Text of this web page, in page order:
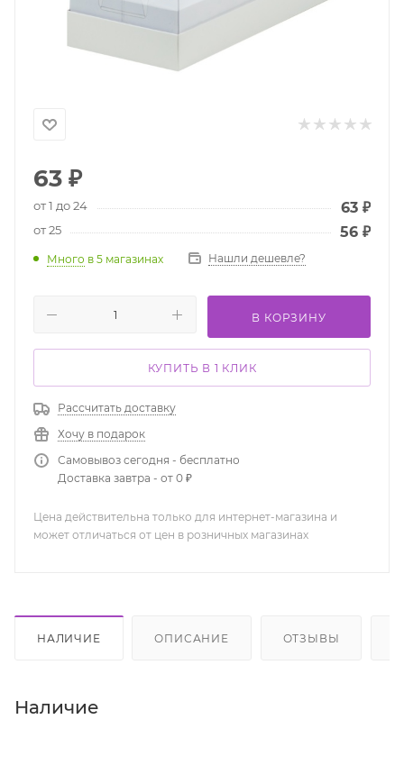
63 ₽
от 1 до 24 63 ₽
от 25 56 ₽
Много в 5 магазинах Нашли дешевле?
В КОРЗИНУ
КУПИТЬ В 1 КЛИК
Рассчитать доставку
Хочу в подарок
Самовывоз сегодня - бесплатно
Доставка завтра - от 0 ₽
Цена действительна только для интернет-магазина и
может отличаться от цен в розничных магазинах
НАЛИЧИЕ ОПИСАНИЕ ОТЗЫВЫ
Наличие